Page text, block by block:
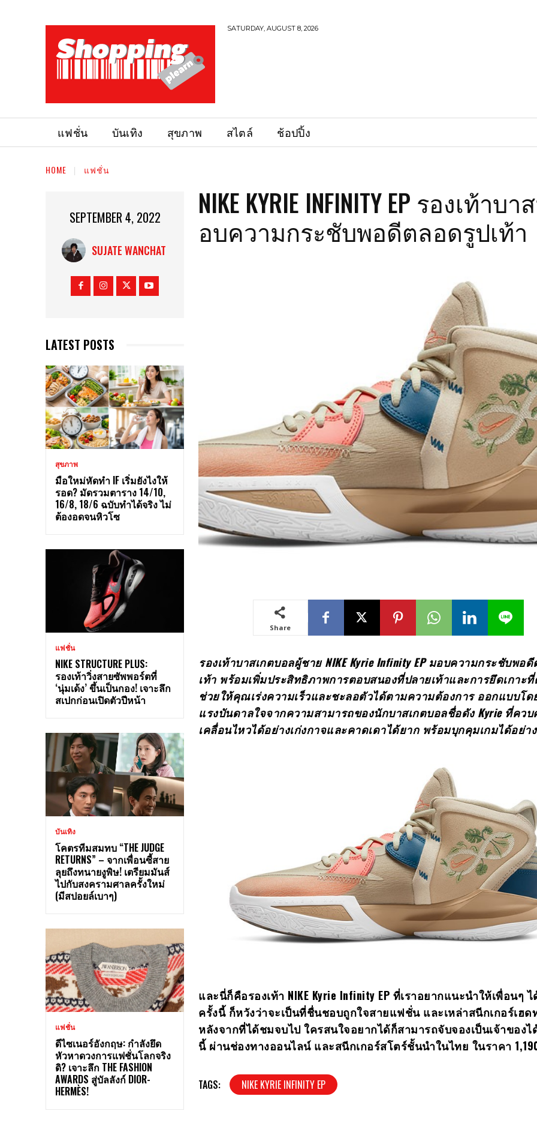
SATURDAY, AUGUST 8, 2026
แฟชั่น บันเทิง สุขภาพ สไตล์ ช้อปปิ้ง
HOME แฟชั่น
SEPTEMBER 4, 2022
SUJATE WANCHAT
LATEST POSTS
สุขภาพ
มือใหม่หัดทำ IF เริ่มยังไงให้
รอด? มัดรวมตาราง 14/10,
16/8, 18/6 ฉบับทำได้จริง ไม่
ต้องอดจนหิวโซ
แฟชั่น
NIKE STRUCTURE PLUS:
รองเท้าวิ่งสายซัพพอร์ตที่
‘นุ่มเด้ง’ ขึ้นเป็นกอง! เจาะลึก
สเปกก่อนเปิดตัวปีหน้า
บันเทิง
โคตรทีมสมทบ “THE JUDGE
RETURNS” – จากเพื่อนซี้สาย
ลุยถึงทนายงูพิษ! เตรียมมันส์
ไปกับสงครามศาลครั้งใหม่
(มีสปอยล์เบาๆ)
แฟชั่น
ดีไซเนอร์อังกฤษ: กำลังยึด
หัวหาดวงการแฟชั่นโลกจริง
ดิ? เจาะลึก THE FASHION
AWARDS สู่บัลลังก์ DIOR-
HERMÈS!
NIKE KYRIE INFINITY EP รองเท้าบา
อบความกระชับพอดีตลอดรูปเท้า
Share
รองเท้าบาสเกตบอลผู้ชายNIKE Kyrie Infinity EP มอบความกระชับพอ
เท้า พร้อมเพิ่มประสิทธิภาพการตอบสนองที่ปลายเท้าและการยึดเกาะ
ช่วยให้คุณเร่งความเร็วและชะลอตัวได้ตามความต้องการ ออกแบบโด
แรงบันดาลใจจากความสามารถของนักบาสเกตบอลชื่อดัง Kyrie ที่คว
เคลื่อนไหวได้อย่างเก่งกาจและคาดเดาได้ยาก พร้อมบุกคุมเกมได้อย่า
และนี่ก็คือรองเท้า NIKE Kyrie Infinity EP ที่เราอยากแนะนำให้เพื่อนๆ
ครั้งนี้ ก็หวังว่าจะเป็นที่ชื่นชอบถูกใจสายแฟชั่น และเหล่าสนีกเกอร์เฮ
หลังจากที่ได้ชมจบไป ใครสนใจอยากได้ก็สามารถจับจองเป็นเจ้าของ
นี้ ผ่านช่องทางออนไลน์ และสนีกเกอร์สโตร์ชั้นนำในไทย ในราคา
TAGS: NIKE KYRIE INFINITY EP